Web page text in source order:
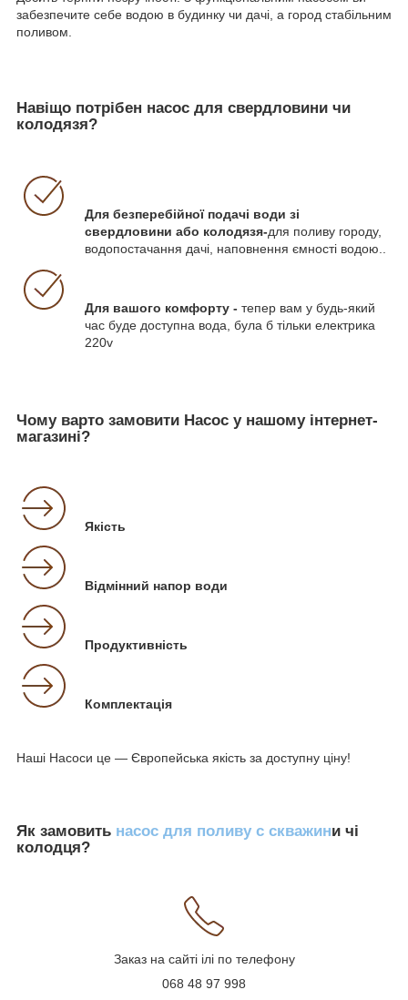
забезпечите себе водою в будинку чи дачі, а город стабільним
поливом.
Навіщо потрібен насос для свердловини чи
колодязя?
Для безперебійної подачі води зі
свердловини або колодязя-для поливу городу,
водопостачання дачі, наповнення ємності водою..
Для вашого комфорту - тепер вам у будь-який
час буде доступна вода, була б тільки електрика
220v
Чому варто замовити Насос у нашому інтернет-
магазині?
Якість
Відмінний напор води
Продуктивність
Комплектація
Наші Насоси це — Європейська якість за доступну ціну!
Як замовить насос для поливу с скважини чі
колодця?
Заказ на сайті ілі по телефону
068 48 97 998